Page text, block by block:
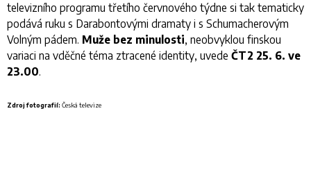
televizního programu třetího červnového týdne si tak tematicky
podává ruku s Darabontovými dramaty i s Schumacherovým
Volným pádem. Muže bez minulosti, neobvyklou finskou
variaci na vděčné téma ztracené identity, uvede ČT2 25. 6. ve
23.00.
Zdroj fotografií: Česká televize